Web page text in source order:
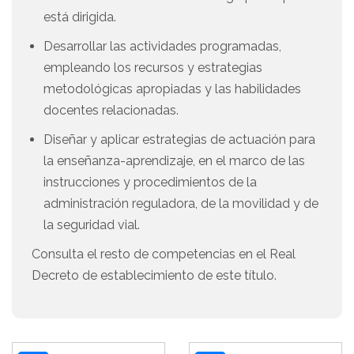
está dirigida.
Desarrollar las actividades programadas,
empleando los recursos y estrategias
metodológicas apropiadas y las habilidades
docentes relacionadas.
Diseñar y aplicar estrategias de actuación para
la enseñanza-aprendizaje, en el marco de las
instrucciones y procedimientos de la
administración reguladora, de la movilidad y de
la seguridad vial.
Consulta el resto de competencias en el Real
Decreto de establecimiento de este título.